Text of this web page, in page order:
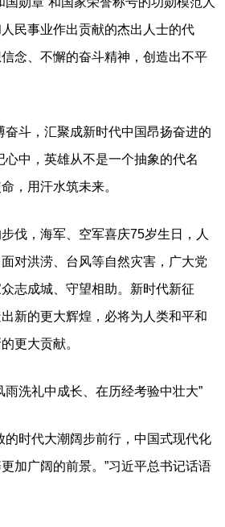
民事业作出贡献的杰出人士的代
念、不懈的奋斗精神，创造出不平
斗，汇聚成新时代中国昂扬奋进的
心中，英雄从不是一个抽象的代名
，用汗水筑未来。
，海军、空军喜庆75岁生日，人
对洪涝、台风等自然灾害，广大党
志成城、守望相助。新时代新征
新的更大辉煌，必将为人类和平和
更大贡献。
洗礼中成长、在历经考验中壮大”
时代大潮阔步前行，中国式现代化
加广阔的前景。”习近平总书记话语